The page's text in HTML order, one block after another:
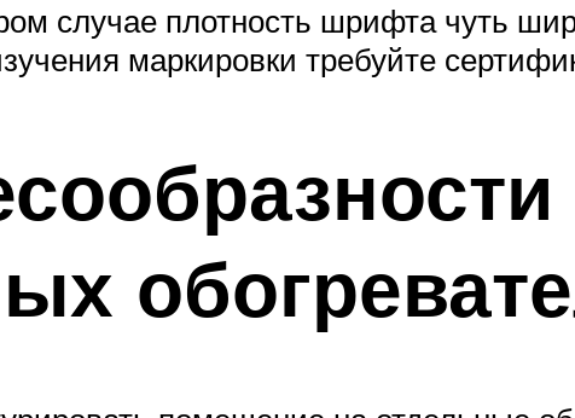
случае плотность шрифта чуть
маркировки требуйте